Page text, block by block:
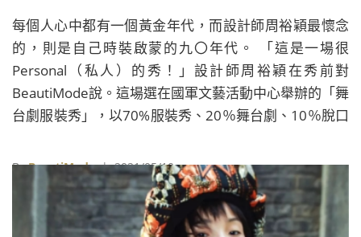
每個人心中都有一個黃金年代，而設計師周裕穎最懷念
的，則是自己時裝啟蒙的九〇年代。 「這是一場很
Personal（私人）的秀！」設計師周裕穎在秀前對
BeautiMode說。這場選在國軍文藝活動中心舉辦的「舞
台劇服裝秀」，以70%服裝秀、20％舞台劇、10％脫口
ByBeautiMode| 2021/05/10